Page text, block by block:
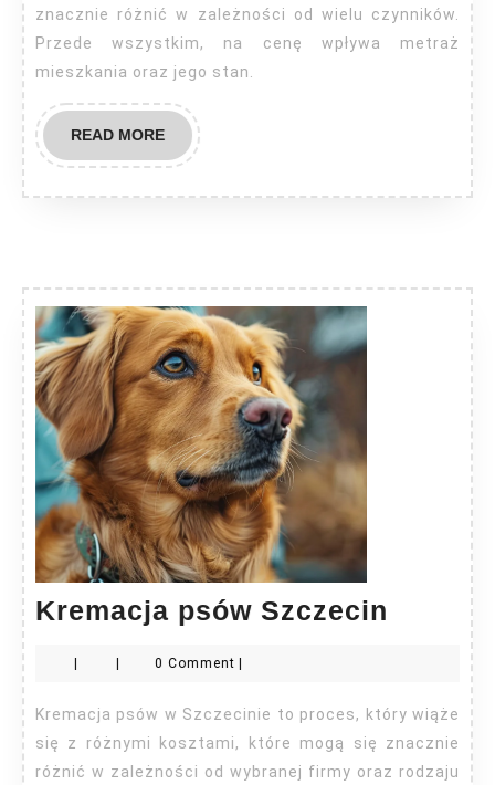
znacznie różnić w zależności od wielu czynników.
Przede wszystkim, na cenę wpływa metraż
mieszkania oraz jego stan.
READ MOREREAD
MORE
Kremacja psów Szczecin
0 Comment
Kremacja psów w Szczecinie to proces, który wiąże
się z różnymi kosztami, które mogą się znacznie
różnić w zależności od wybranej firmy oraz rodzaju